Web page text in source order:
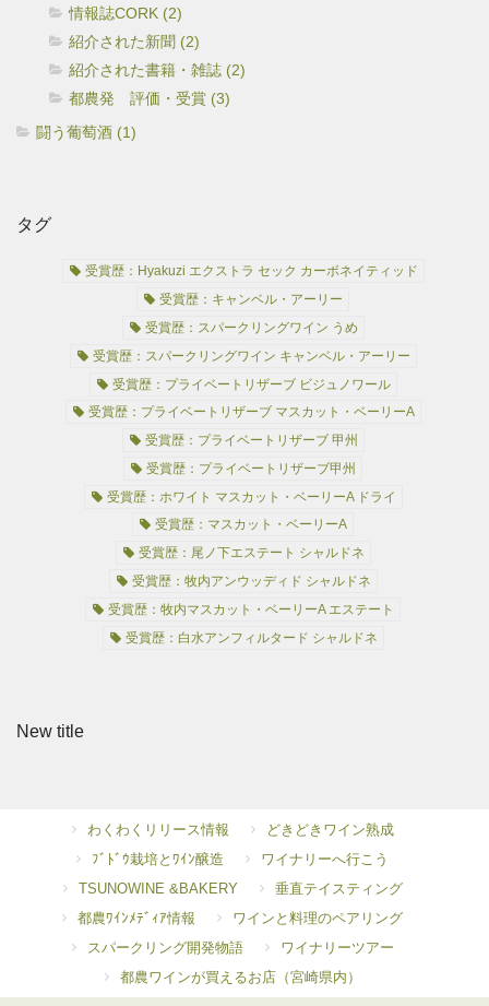
情報誌CORK (2)
紹介された新聞 (2)
紹介された書籍・雑誌 (2)
都農発 評価・受賞 (3)
闘う葡萄酒 (1)
タグ
受賞歴：Hyakuzi エクストラ セック カーボネイティッド
受賞歴：キャンベル・アーリー
受賞歴：スパークリングワイン うめ
受賞歴：スパークリングワイン キャンベル・アーリー
受賞歴：プライベートリザーブ ビジュノワール
受賞歴：プライベートリザーブ マスカット・ベーリーA
受賞歴：プライベートリザーブ 甲州
受賞歴：プライベートリザーブ甲州
受賞歴：ホワイト マスカット・ベーリーA ドライ
受賞歴：マスカット・ベーリーA
受賞歴：尾ノ下エステート シャルドネ
受賞歴：牧内アンウッディド シャルドネ
受賞歴：牧内マスカット・ベーリーA エステート
受賞歴：白水アンフィルタード シャルドネ
New title
わくわくリリース情報
どきどきワイン熟成
ﾌﾞﾄﾞｳ栽培とﾜｲﾝ醸造
ワイナリーへ行こう
TSUNOWINE &BAKERY
垂直テイスティング
都農ﾜｲﾝﾒﾃﾞｨｱ情報
ワインと料理のペアリング
スパークリング開発物語
ワイナリーツアー
都農ワインが買えるお店（宮崎県内）